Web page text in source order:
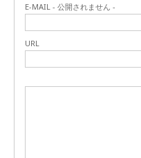
E-MAIL - 公開されません -
URL